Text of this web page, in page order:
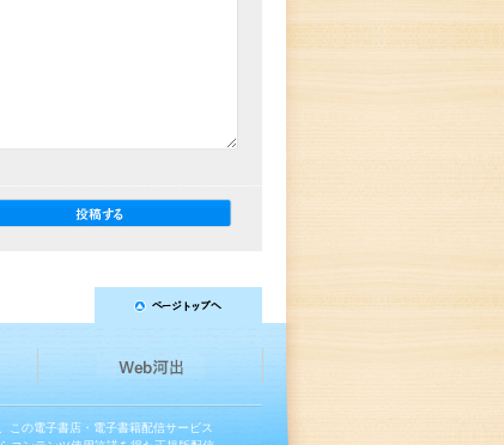
この電子書店・電子書籍配信サービス